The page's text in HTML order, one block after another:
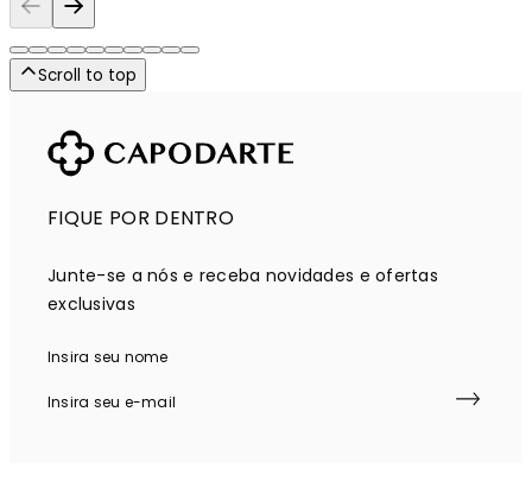
Scroll to top
FIQUE POR DENTRO
Junte-se a nós e receba novidades e ofertas
exclusivas